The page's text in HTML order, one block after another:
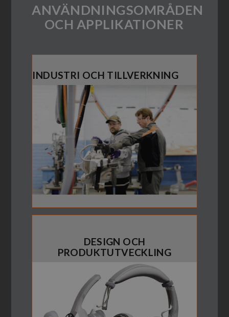
ANVÄNDNINGSOMRÅDEN
OCH APPLIKATIONER
INDUSTRI OCH TILLVERKNING
DESIGN OCH
PRODUKTUTVECKLING